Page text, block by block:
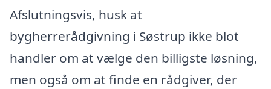
Afslutningsvis, husk at
bygherrerådgivning i Søstrup ikke blot
handler om at vælge den billigste løsning,
men også om at finde en rådgiver, der